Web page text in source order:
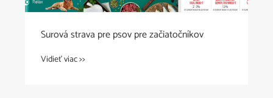
Surová strava pre psov pre začiatočníkov
Vidieť viac >>